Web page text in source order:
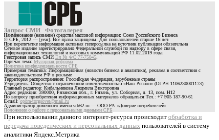
Запрос СМИ Фотогалерея
Наименование (название) средства массовой информации: Союз Российского Бизнеса
© СРБ, 2012 — [year]. Все права защищены. Для пользователей старше 16 лет.
При перепечатке информации активная гиперссылка на источник публикации обязательна
Сетевое издание зарегистрировано Федеральной службой по надзору в сфере связи,
информационных технологий и массовых коммуникаций РФ 11.02.2019 года.
Реестровая запись СМИ Эл № ФС 77-75045
Горячая тема: Мусорная реформа
Политика конфиденциальности СРБ
Примерная тематика: Информационная (новости бизнеса и аналитика), реклама в соответствии с
законодательством РФ о рекламе
Территория распространения: Российская Федерация, зарубежные страны
Учредитель: Общество с ограниченной ответственностью «Наш Регион» (ОГРН 1106230001173)
Главный редактор: Кибальникова Людмила Викторовна
Адрес редакции: 390000, Рязанская обл., г. Рязань, ул. Соборная, д. 13, пом. Н12
По вопросу приобретения информационных материалов обращаться:Тел.: +7 905 187-90-61
E-mail:opora-torgsovet@mail.ru
Администратор доменного имени srb62.ru — ООО РА «Доверие потребителей»
Положение о работе с персональными данными СРБ
При использовании данного интернет-ресурса происходит обработка и
передача поведенческих и персональных данных пользователей в систему
аналитики Яндекс.Метрика